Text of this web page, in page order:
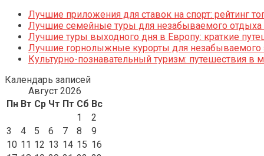
Лучшие приложения для ставок на спорт: рейтинг
Лучшие семейные туры для незабываемого отдыха
Лучшие туры выходного дня в Европу: краткие
Лучшие горнолыжные курорты для незабываемого
Культурно-познавательный туризм: путешествия в
Календарь записей
Август 2026
Пн Вт Ср Чт Пт Сб Вс
1
2
3
4 5 6 7 8
9
10 11 12 13 14 15 16